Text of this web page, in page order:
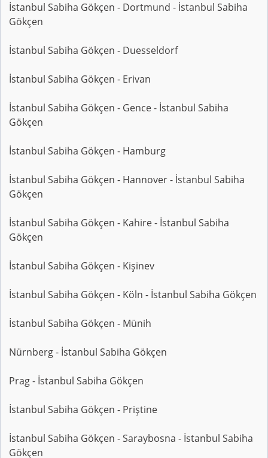
İstanbul Sabiha Gökçen - Dortmund - İstanbul Sabiha
Gökçen
İstanbul Sabiha Gökçen - Duesseldorf
İstanbul Sabiha Gökçen - Erivan
İstanbul Sabiha Gökçen - Gence - İstanbul Sabiha
Gökçen
İstanbul Sabiha Gökçen - Hamburg
İstanbul Sabiha Gökçen - Hannover - İstanbul Sabiha
Gökçen
İstanbul Sabiha Gökçen - Kahire - İstanbul Sabiha
Gökçen
İstanbul Sabiha Gökçen - Kişinev
İstanbul Sabiha Gökçen - Köln - İstanbul Sabiha Gökçen
İstanbul Sabiha Gökçen - Münih
Nürnberg - İstanbul Sabiha Gökçen
Prag - İstanbul Sabiha Gökçen
İstanbul Sabiha Gökçen - Priştine
İstanbul Sabiha Gökçen - Saraybosna - İstanbul Sabiha
Gökçen